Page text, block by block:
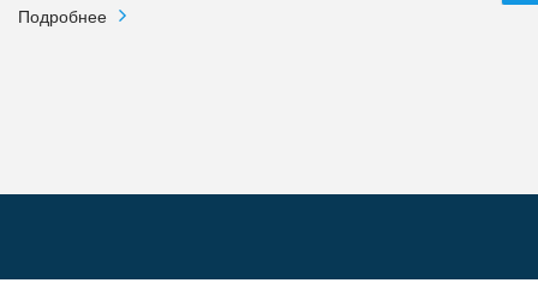
Подробнее